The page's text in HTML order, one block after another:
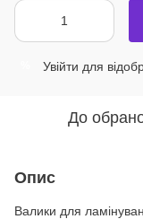
Увійти для
До
Опис
Валики для